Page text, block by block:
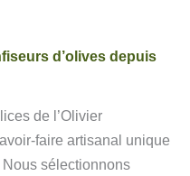
d’olives depuis
de l’Olivier
faire artisanal unique
sélectionnons